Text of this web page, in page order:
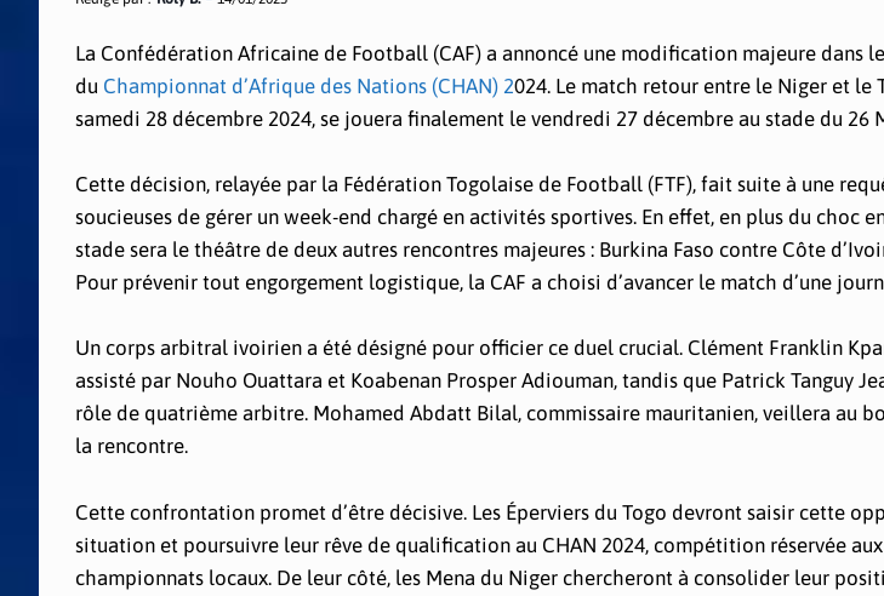
La Confédération Africaine de Football (CAF) a annoncé une modification majeure dans
du Championnat d’Afrique des Nations (CHAN) 2024. Le match retour entre le Niger et
samedi 28 décembre 2024, se jouera finalement le vendredi 27 décembre au stade du 26
Cette décision, relayée par la Fédération Togolaise de Football (FTF), fait suite à une
soucieuses de gérer un week-end chargé en activités sportives. En effet, en plus du choc
stade sera le théâtre de deux autres rencontres majeures : Burkina Faso contre Côte
Pour prévenir tout engorgement logistique, la CAF a choisi d’avancer le match d’une
Un corps arbitral ivoirien a été désigné pour officier ce duel crucial. Clément Franklin
assisté par Nouho Ouattara et Koabenan Prosper Adiouman, tandis que Patrick Tanguy
rôle de quatrième arbitre. Mohamed Abdatt Bilal, commissaire mauritanien, veillera au
la rencontre.
Cette confrontation promet d’être décisive. Les Éperviers du Togo devront saisir cette
situation et poursuivre leur rêve de qualification au CHAN 2024, compétition réservée
championnats locaux. De leur côté, les Mena du Niger chercheront à consolider leur